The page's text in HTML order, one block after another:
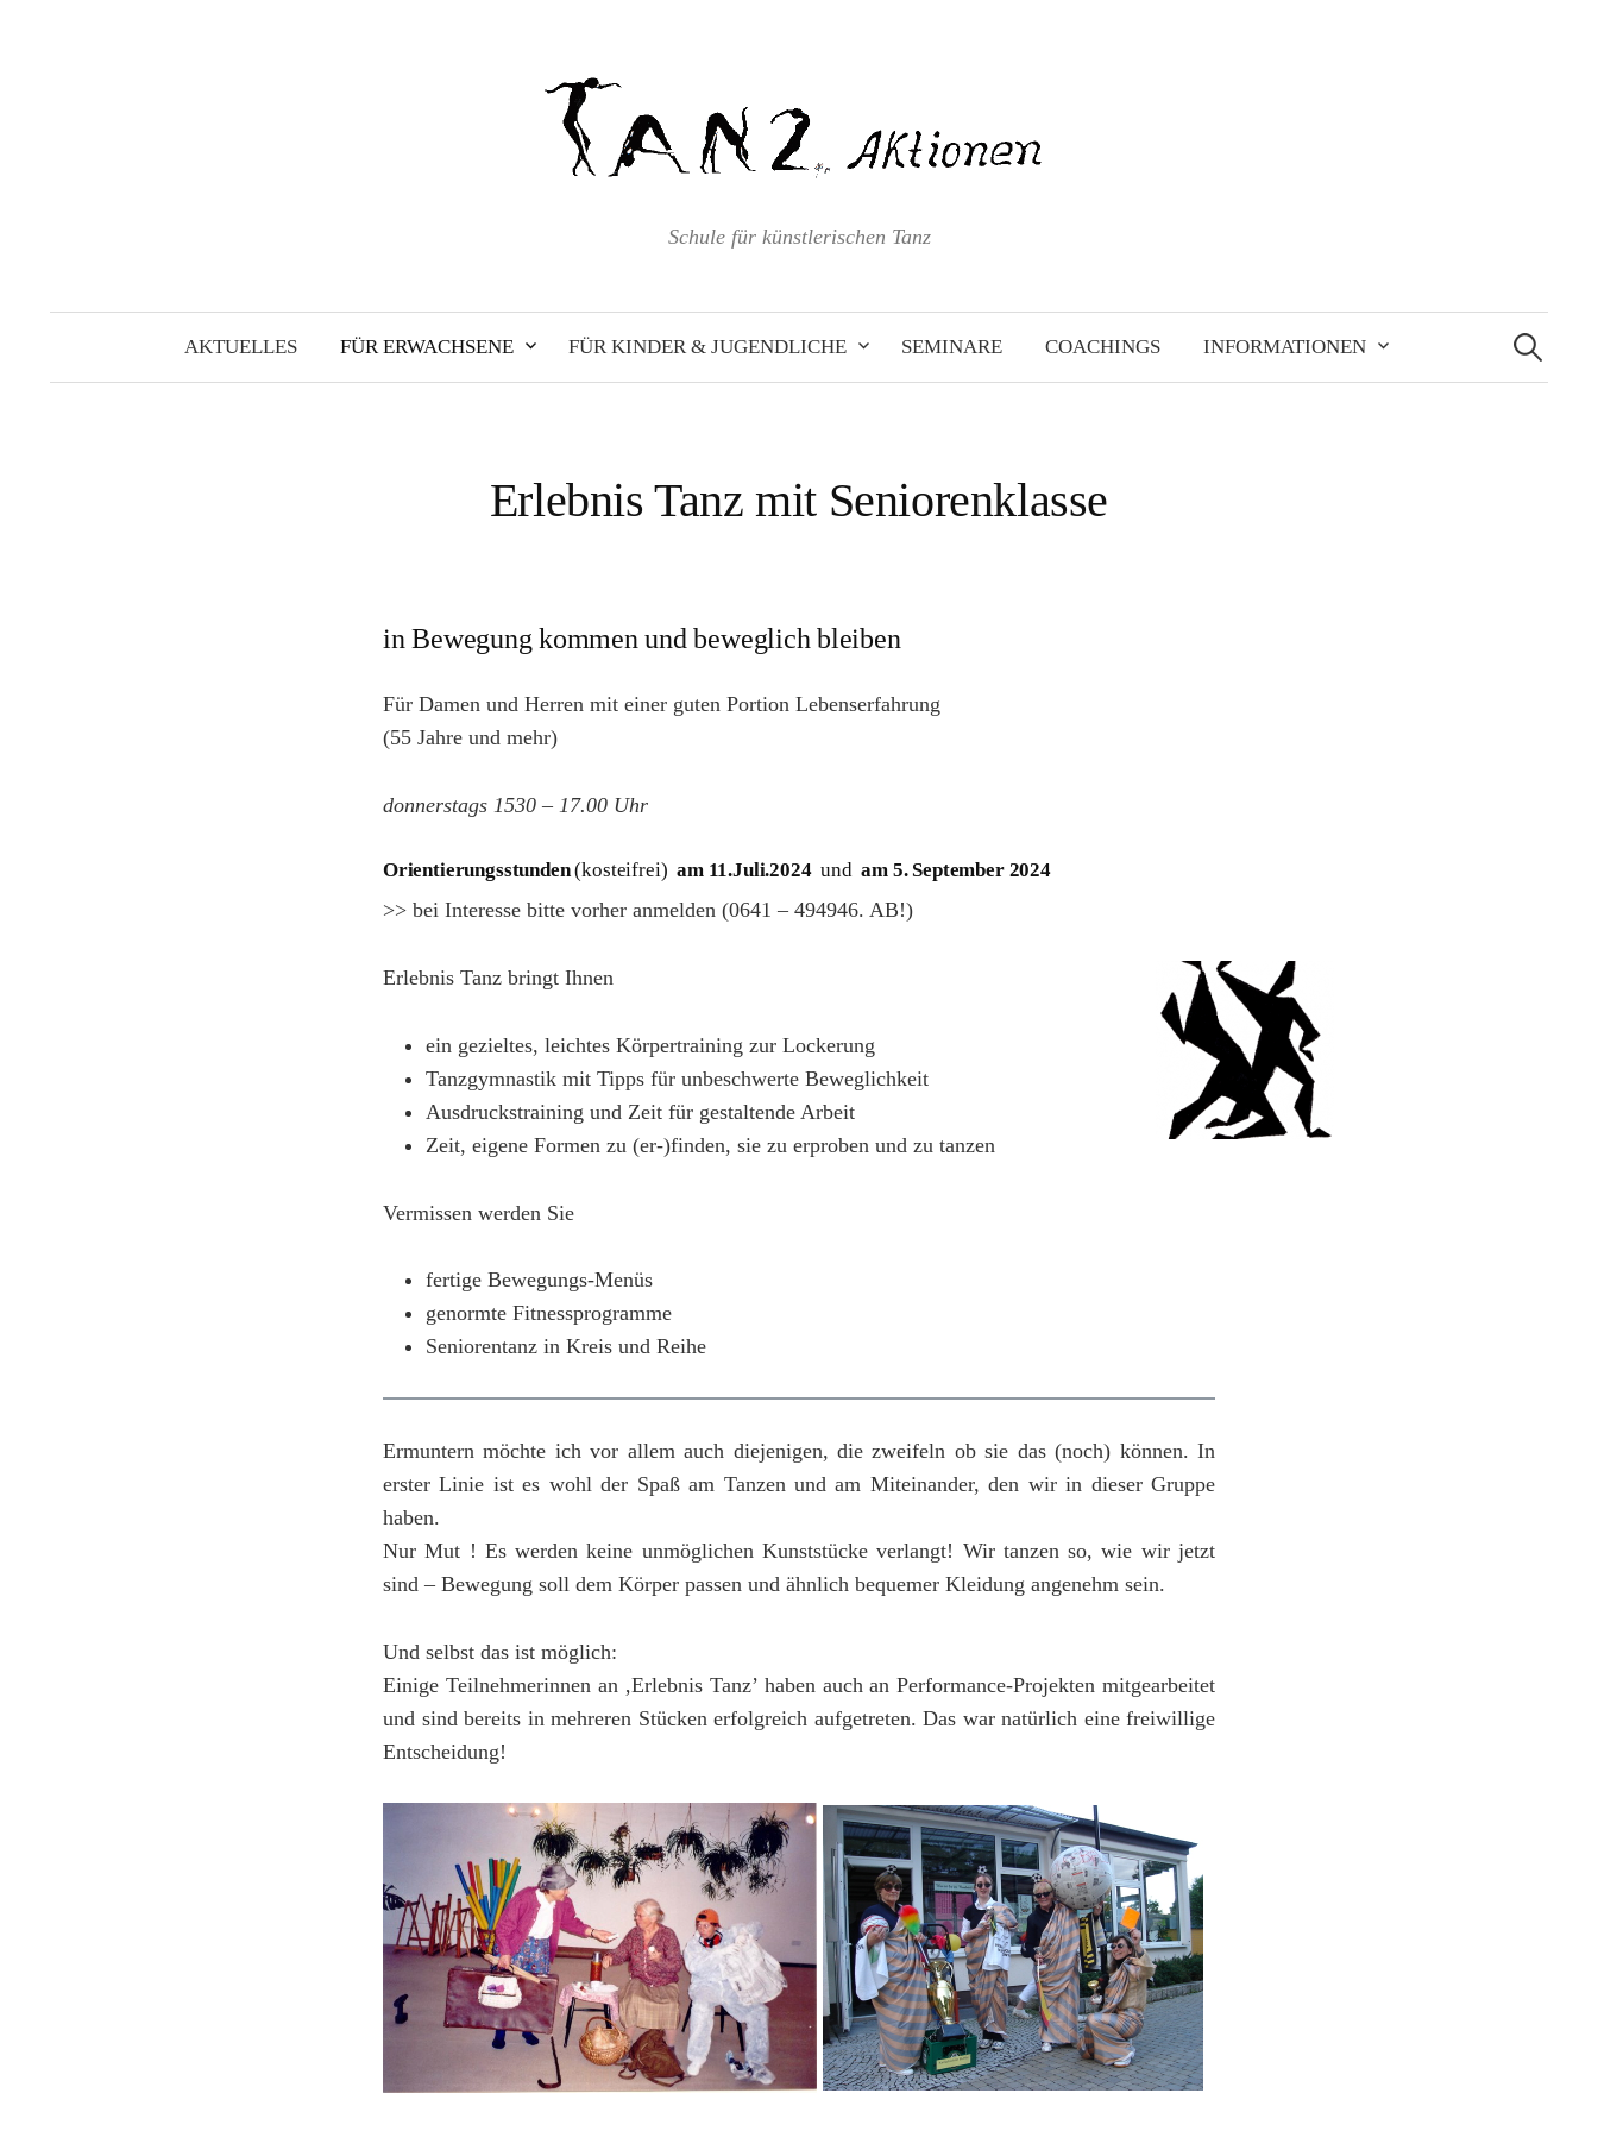
Schule für künstlerischen Tanz
AKTUELLES FÜR ERWACHSENE FÜR KINDER & JUGENDLICHE SEMINARE COACHINGS INFORMATIONEN
Suchen
nach:
Erlebnis Tanz mit Seniorenklasse
in Bewegung kommen und beweglich bleiben
Für Damen und Herren mit einer guten Portion Lebenserfahrung
(55 Jahre und mehr)
donnerstags 1530 – 17.00 Uhr
Orientierungsstunden(kosteifrei) am 11.Juli.2024undam 5. September 2024
>> bei Interesse bitte vorher anmelden (0641 – 494946. AB!)
Erlebnis Tanz bringt Ihnen
ein gezieltes, leichtes Körpertraining zur Lockerung
Tanzgymnastik mit Tipps für unbeschwerte Beweglichkeit
Ausdruckstraining und Zeit für gestaltende Arbeit
Zeit, eigene Formen zu (er-)finden, sie zu erproben und zu tanzen
Vermissen werden Sie
fertige Bewegungs-Menüs
genormte Fitnessprogramme
Seniorentanz in Kreis und Reihe
Ermuntern möchte ich vor allem auch diejenigen, die zweifeln ob sie das (noch) können. In
erster Linie ist es wohl der Spaß am Tanzen und am Miteinander, den wir in dieser Gruppe
haben.
Nur Mut ! Es werden keine unmöglichen Kunststücke verlangt! Wir tanzen so, wie wir jetzt
sind – Bewegung soll dem Körper passen und ähnlich bequemer Kleidung angenehm sein.
Und selbst das ist möglich:
Einige Teilnehmerinnen an ‚Erlebnis Tanz’ haben auch an Performance-Projekten mitgearbeitet
und sind bereits in mehreren Stücken erfolgreich aufgetreten. Das war natürlich eine freiwillige
Entscheidung!